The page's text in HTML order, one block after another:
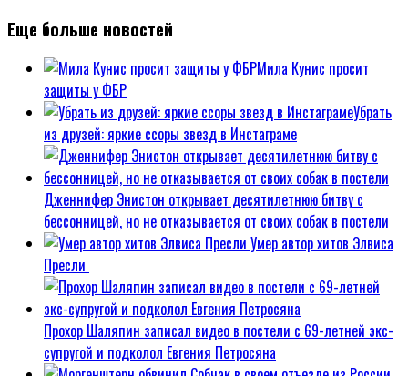
Еще больше новостей
Мила Кунис просит
защиты у ФБР
Убрать
из друзей: яркие ссоры звезд в Инстаграме
Дженнифер Энистон открывает десятилетнюю битву с
бессонницей, но не отказывается от своих собак в постели
Умер автор хитов Элвиса
Пресли
Прохор Шаляпин записал видео в постели с 69-летней экс-
супругой и подколол Евгения Петросяна